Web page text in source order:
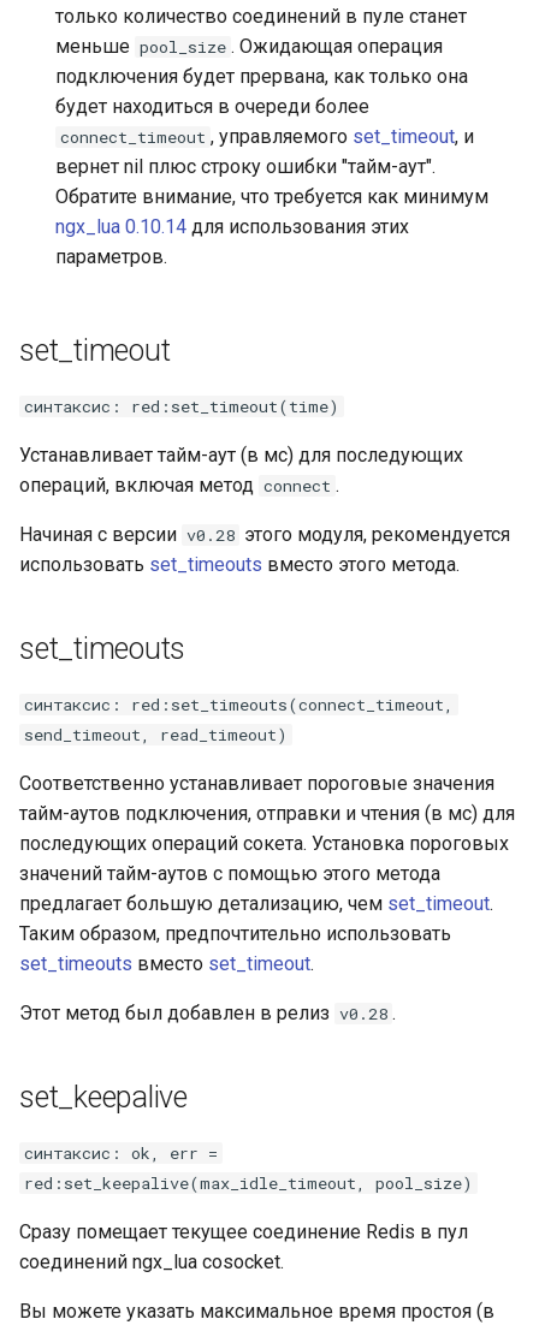
только количество соединений в пуле станет
меньше pool_size . Ожидающая операция
подключения будет прервана, как только она
будет находиться в очереди более
connect_timeout , управляемого set_timeout, и
вернет nil плюс строку ошибки "тайм-аут".
Обратите внимание, что требуется как минимум
ngx_lua 0.10.14 для использования этих
параметров.
set_timeout
синтаксис: red:set_timeout(time)
Устанавливает тайм-аут (в мс) для последующих
операций, включая метод connect .
Начиная с версии v0.28 этого модуля, рекомендуется
использовать set_timeouts вместо этого метода.
set_timeouts
синтаксис: red:set_timeouts(connect_timeout,
send_timeout, read_timeout)
Соответственно устанавливает пороговые значения
тайм-аутов подключения, отправки и чтения (в мс) для
последующих операций сокета. Установка пороговых
значений тайм-аутов с помощью этого метода
предлагает большую детализацию, чем set_timeout.
Таким образом, предпочтительно использовать
set_timeouts вместо set_timeout.
Этот метод был добавлен в релиз v0.28 .
set_keepalive
синтаксис: ok, err =
red:set_keepalive(max_idle_timeout, pool_size)
Сразу помещает текущее соединение Redis в пул
соединений ngx_lua cosocket.
Вы можете указать максимальное время простоя (в